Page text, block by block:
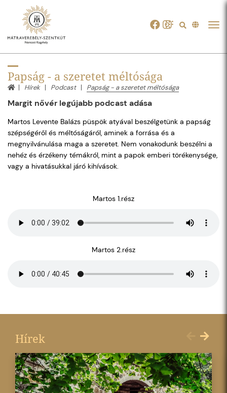
Papság - a szeretet méltósága
Hírek Podcast Papság - a szeretet méltósága
Margit nővér legújabb podcast adása
Martos Levente Balázs püspök atyával beszélgetünk a papság
szépségéről és méltóságáról, aminek a forrása és a
megnyilvánulása maga a szeretet. Nem vonakodunk beszélni a
nehéz és érzékeny témákról, mint a papok emberi törékenysége,
vagy a hivatásukkal járó kihívások.
Martos 1.rész
Martos 2.rész
Hírek